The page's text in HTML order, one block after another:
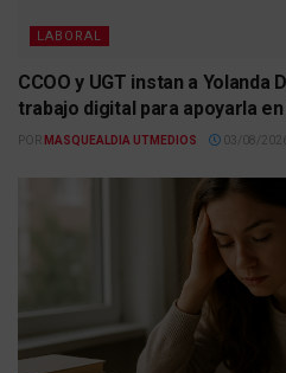
LABORAL
CCOO y UGT instan a
trabajo digital para apoyarla en
POR MASQUEALDIA UTMEDIOS 03/08/